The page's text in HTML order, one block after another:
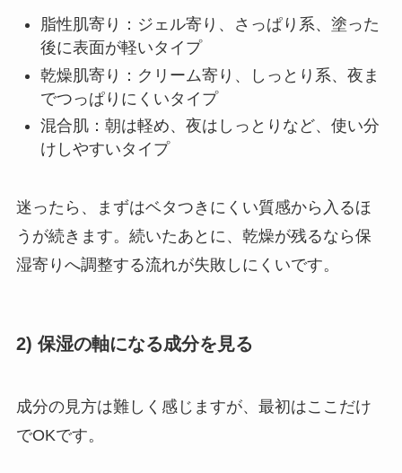
脂性肌寄り：ジェル寄り、さっぱり系、塗った
後に表面が軽いタイプ
乾燥肌寄り：クリーム寄り、しっとり系、夜ま
でつっぱりにくいタイプ
混合肌：朝は軽め、夜はしっとりなど、使い分
けしやすいタイプ
迷ったら、まずはベタつきにくい質感から入るほ
うが続きます。続いたあとに、乾燥が残るなら保
湿寄りへ調整する流れが失敗しにくいです。
2) 保湿の軸になる成分を見る
成分の見方は難しく感じますが、最初はここだけ
でOKです。